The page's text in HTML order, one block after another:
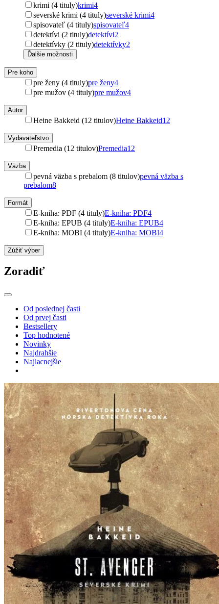
krimi (4 tituly)krimi4
severské krimi (4 tituly)severské krimi4
spisovateľ (4 tituly)spisovateľ4
detektívi (2 tituly)detektívi2
detektívky (2 tituly)detektívky2
Ďalšie možnosti
Pre koho
pre ženy (4 tituly)pre ženy4
pre mužov (4 tituly)pre mužov4
Autor
Heine Bakkeid (12 titulov)Heine Bakkeid12
Vydavateľstvo
Premedia (12 titulov)Premedia12
Väzba
pevná väzba s prebalom (8 titulov)pevná väzba s
prebalom8
Formát
E-kniha: PDF (4 tituly)E-kniha: PDF4
E-kniha: EPUB (4 tituly)E-kniha: EPUB4
E-kniha: MOBI (4 tituly)E-kniha: MOBI4
Zúžiť výber
Zoradiť
Od poslednej časti
Od prvej časti
Bestsellery
Top hodnotené
Novinky
Najdrahšie
Najlacnejšie